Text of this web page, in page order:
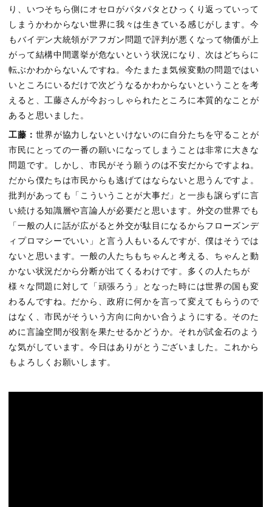
り、いつそちら側にオセロがパタパタとひっくり返っていって
しまうかわからない世界に我々は生きている感じがします。今
もバイデン大統領がアフガン問題で評判が悪くなって物価が上
がって結構中間選挙が危ないという状況になり、次はどちらに
転ぶかわからないんですね。今たまたま気候変動の問題ではい
いところにいるだけで次どうなるかわからないということを考
えると、工藤さんが今おっしゃられたところに本質的なことが
あると思いました。
工藤： 世界が協力しないといけないのに自分たちを守ることが
市民にとっての一番の願いになってしまうことは非常に大きな
問題です。しかし、市民がそう願うのは不安だからですよね。
だから僕たちは市民からも逃げてはならないと思うんですよ。
批判があっても「こういうことが大事だ」と一歩も譲らずに言
い続ける知識層や言論人が必要だと思います。外交の世界でも
「一般の人に話が広がると外交が駄目になるからフローズンデ
ィプロマシーでいい」と言う人もいるんですが、僕はそうでは
ないと思います。一般の人たちもちゃんと考える、ちゃんと動
かない状況だから分断が出てくるわけです。多くの人たちが
様々な問題に対して「頑張ろう」となった時には世界の国も変
わるんですね。だから、政府に何かを言って変えてもらうので
はなく、市民がそういう方向に向かい合うようにする。そのた
めに言論空間が役割を果たせるかどうか。それが試金石のよう
な気がしています。今日はありがとうございました。これから
もよろしくお願いします。